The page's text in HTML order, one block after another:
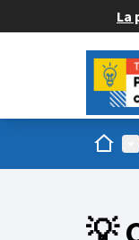
La
Accueil